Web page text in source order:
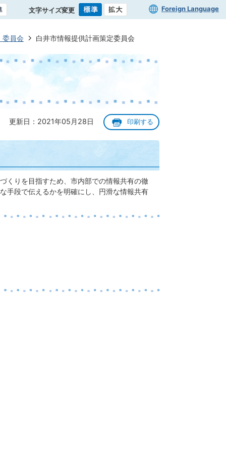
文字サイズ変更 Foreign Language
委員会 白井市情報提供計画策定委員会
更新日：2021年05月28日 印刷する
くりを目指すため、市内部での情報共有の徹
手段で伝えるかを明確にし、円滑な情報共有